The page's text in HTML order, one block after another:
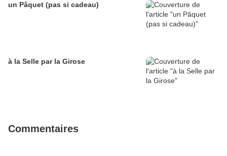
un Pâquet (pas si cadeau)
à la Selle par la Girose
Commentaires